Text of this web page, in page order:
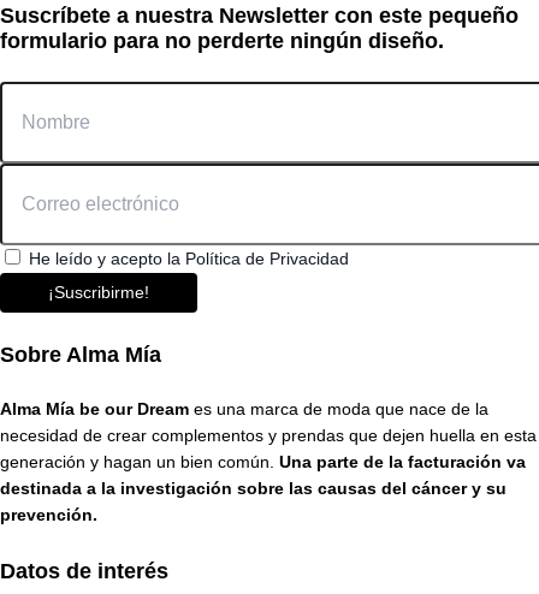
Suscríbete a nuestra Newsletter con este pequeño
formulario para no perderte ningún diseño.
He leído y acepto la Política de Privacidad
¡Suscribirme!
Sobre Alma Mía
Alma Mía be our Dream es una marca de moda que nace de la
necesidad de crear complementos y prendas que dejen huella en esta
generación y hagan un bien común. Una parte de la facturación va
destinada a la investigación sobre las causas del cáncer y su
prevención.
Datos de interés